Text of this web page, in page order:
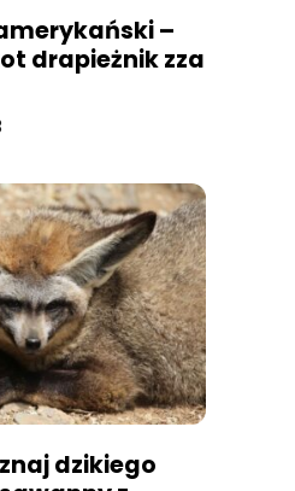
–
drapieżnik zza
dzikiego